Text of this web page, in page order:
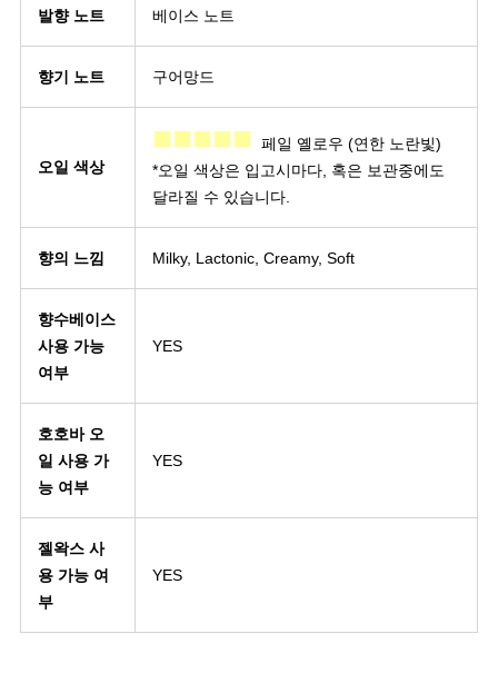
발향 노트 베이스 노트
향기 노트 구어망드
오일 색상
■■■■■ 페일 옐로우 (연한 노란빛)
*오일 색상은 입고시마다, 혹은 보관중에도
달라질 수 있습니다.
향의 느낌 Milky, Lactonic, Creamy, Soft
향수베이스
사용 가능
여부
YES
호호바 오
일 사용 가
능 여부
YES
젤왁스 사
용 가능 여
부
YES